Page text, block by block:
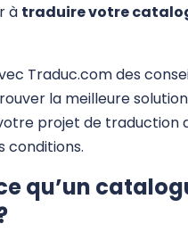
à traduire votre
Traduc.com des
la meilleure
projet de traduction
conditions.
qu’un